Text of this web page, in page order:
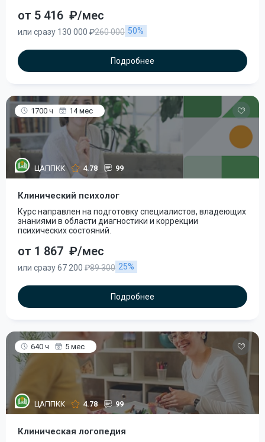
от 5 416 ₽/мес
или сразу 130 000 ₽260 000 50%
Подробнее
1700 ч 14 мес
ЦАППКК 4.78 99
Клинический психолог
Курс направлен на подготовку специалистов, владеющих
знаниями в области диагностики и коррекции
психических состояний.
от 1 867 ₽/мес
или сразу 67 200 ₽89 300 25%
Подробнее
640 ч 5 мес
ЦАППКК 4.78 99
Клиническая логопедия